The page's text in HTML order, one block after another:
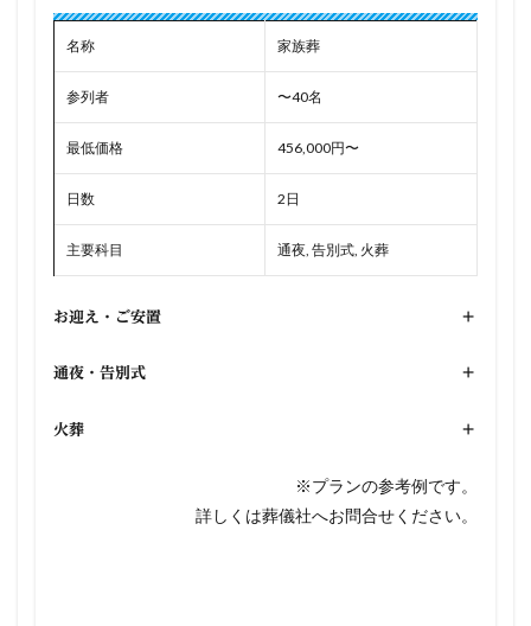
名称 家族葬
参列者 〜40名
最低価格 456,000円〜
日数 2日
主要科目 通夜, 告別式, 火葬
お迎え・ご安置 +
通夜・告別式 +
火葬 +
※プランの参考例です。
詳しくは葬儀社へお問合せください。